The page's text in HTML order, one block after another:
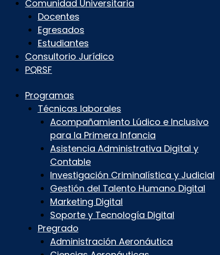
Comunidad Universitaria
Docentes
Egresados
Estudiantes
Consultorio Jurídico
PQRSF
Programas
Técnicas laborales
Acompañamiento Lúdico e Inclusivo
para la Primera Infancia
Asistencia Administrativa Digital y
Contable
Investigación Criminalística y Judicial
Gestión del Talento Humano Digital
Marketing Digital
Soporte y Tecnología Digital
Pregrado
Administración Aeronáutica